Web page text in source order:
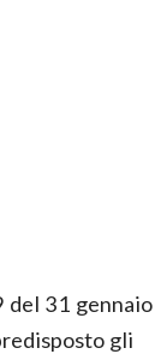
del 31 gennaio
gli